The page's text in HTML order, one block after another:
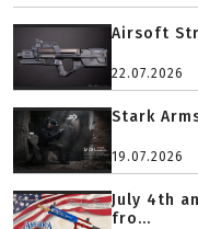
Airsoft
22.07.2026
Stark
19.07.2026
July 4th
fro...